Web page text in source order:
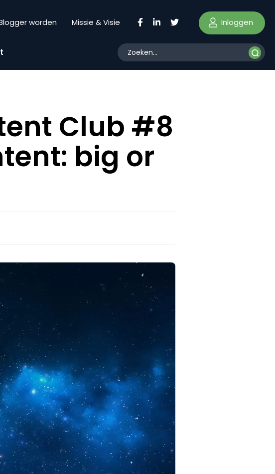
worden Missie & Visie Inloggen
Club #8
big or